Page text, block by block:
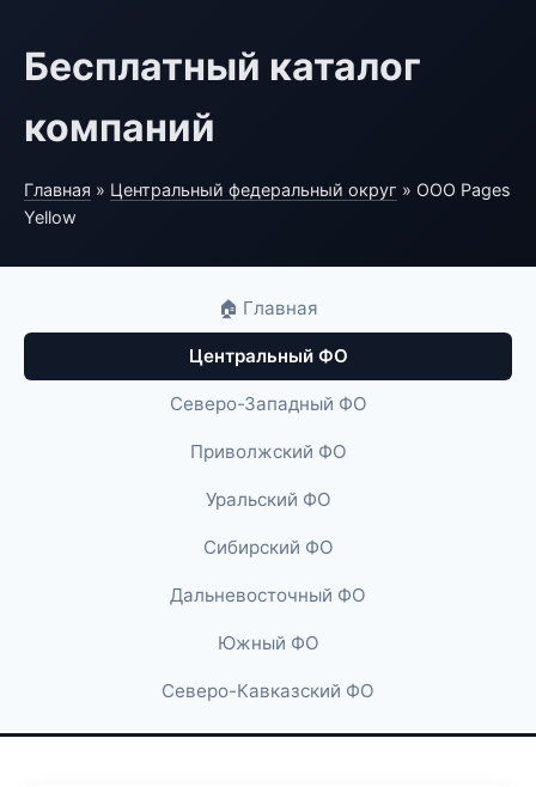
Бесплатный каталог
компаний
Главная » Центральный федеральный округ » ООО Pages
Yellow
🏠 Главная
Центральный ФО
Северо-Западный ФО
Приволжский ФО
Уральский ФО
Сибирский ФО
Дальневосточный ФО
Южный ФО
Северо-Кавказский ФО